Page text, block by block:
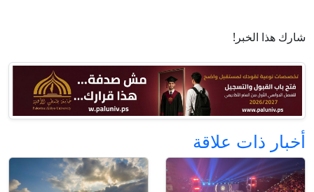
شارك هذا الخبر!
أخبار ذات علاقة